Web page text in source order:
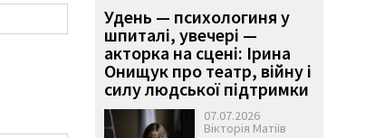
Удень — психологиня у
шпиталі, увечері —
акторка на сцені: Ірина
Онищук про театр, війну і
силу людської підтримки
07.07.2026
Вікторія Матіїв